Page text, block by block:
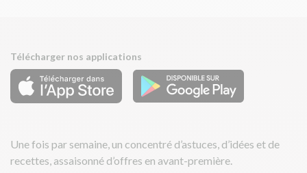
Télécharger nos applications
Une fois par semaine, un concentré d’astuces, d’idées et de
recettes, assaisonné d’offres en avant-première.